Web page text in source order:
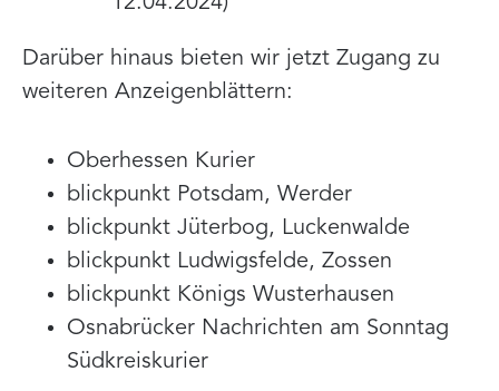
Darüber hinaus bieten wir jetzt Zugang zu
weiteren Anzeigenblättern:
Oberhessen Kurier
blickpunkt Potsdam, Werder
blickpunkt Jüterbog, Luckenwalde
blickpunkt Ludwigsfelde, Zossen
blickpunkt Königs Wusterhausen
Osnabrücker Nachrichten am Sonntag
Südkreiskurier